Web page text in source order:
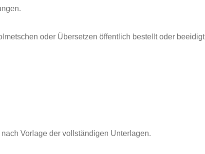
oder Übersetzen öffentlich bestellt oder
Vorlage der vollständigen Unterlagen.